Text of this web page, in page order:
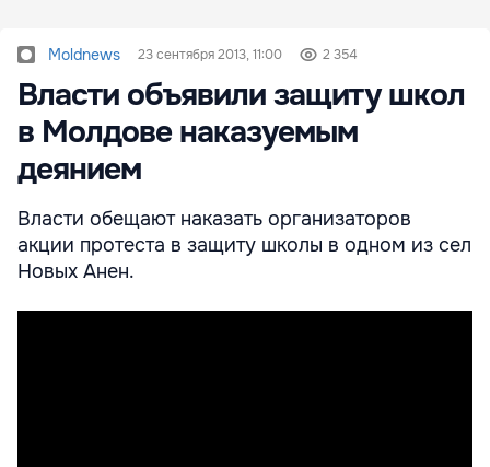
Moldnews 23 сентября 2013, 11:00 2 354
Власти объявили защиту школ
в Молдове наказуемым
деянием
Власти обещают наказать организаторов
акции протеста в защиту школы в одном из сел
Новых Анен.